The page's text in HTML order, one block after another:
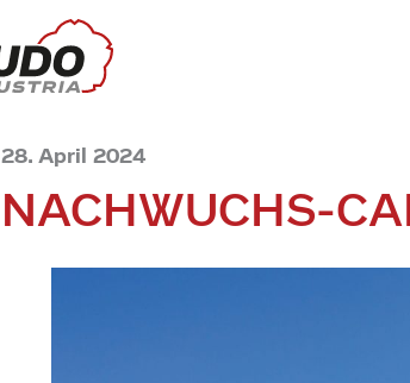
28. April 2024
NACHWUCHS-